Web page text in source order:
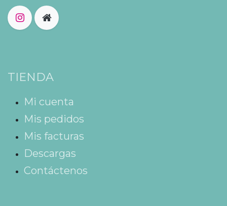
TIENDA
Mi cuenta
Mis pedidos
Mis facturas
Descargas
Contáctenos